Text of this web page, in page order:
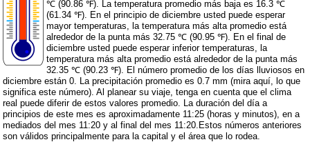
℃ (90.86 ℉). La temperatura promedio más baja es 16.3 ℃
(61.34 ℉). En el principio de diciembre usted puede esperar
mayor temperaturas, la temperatura más alta promedio está
alrededor de la punta más 32.75 ℃ (90.95 ℉). En el final de
diciembre usted puede esperar inferior temperaturas, la
temperatura más alta promedio está alrededor de la punta más
32.35 ℃ (90.23 ℉). El número promedio de los días lluviosos en
diciembre están 0. La precipitación promedio es 0.7 mm (mira aquí, lo que
significa este número). Al planear su viaje, tenga en cuenta que el clima
real puede diferir de estos valores promedio. La duración del día a
principios de este mes es aproximadamente 11:25 (horas y minutos), en a
mediados del mes 11:20 y al final del mes 11:20.Estos números anteriores
son válidos principalmente para la capital y el área que lo rodea.